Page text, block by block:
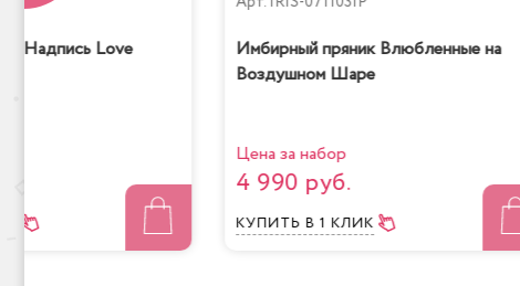
Надпись Love
Имбирный пряник Влюбленные на
Воздушном Шаре
Цена за набор
4 990 руб.
КУПИТЬВ 1 КЛИК